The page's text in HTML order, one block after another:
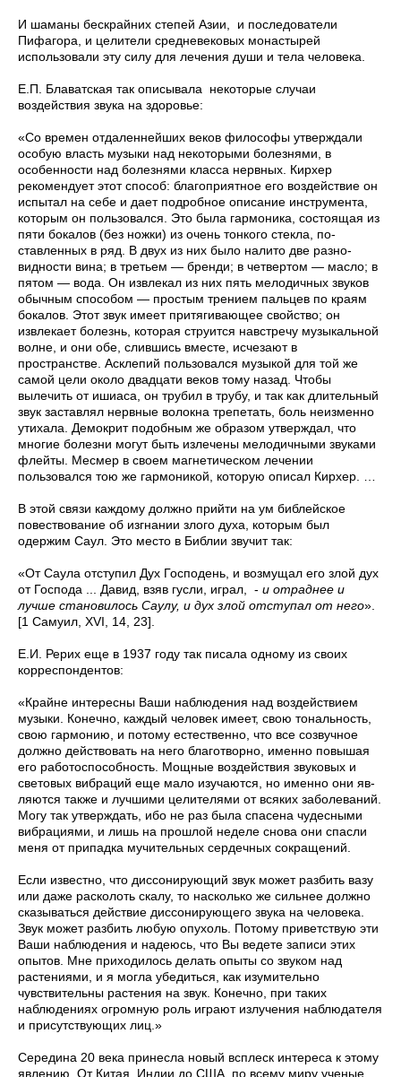
И шаманы бескрайних степей Азии, и последователи
Пифагора, и целители средневековых монастырей
использовали эту силу для лечения души и тела человека.
Е.П. Блаватская так описывала некоторые случаи
воздействия звука на здоровье:
«Со времен отдаленнейших веков философы утверждали
особую власть музыки над некоторыми болезнями, в
особенности над болезнями класса нервных. Кирхер
peкомендует этот способ: благоприятное его воздействие он
испытал на себе и дает подробное описание инструмента,
которым он пользовался. Это была гармоника, состоящая из
пяти бокалов (без ножки) из очень тонкого стекла, по­
ставленных в ряд. В двух из них было налито две разно­
видности вина; в третьем — бренди; в четвертом — мас­ло; в
пятом — вода. Он извлекал из них пять мелодичных звуков
обычным способом — простым трением пальцев по краям
бокалов. Этот звук имеет притягивающее свой­ство; он
извлекает болезнь, которая струится навстречу музыкальной
волне, и они обе, слившись вместе, исчезают в
пространстве. Асклепий пользовался музыкой для той же
самой цели около двадцати веков тому назад. Чтобы
вылечить от ишиаса, он трубил в трубу, и так как дли­тельный
звук заставлял нервные волокна трепетать, боль неизменно
утихала. Демокрит подобным же образом ут­верждал, что
многие болезни могут быть излечены мелодичными звуками
флейты. Месмер в своем магнетическом лечении
пользовался тою же гармоникой, которую описал Кирхер. …
В этой связи каждому должно прийти на ум библейское
повествование об изгнании злого духа, которым был
одержим Саул. Это место в Библии звучит так:
«От Саула отступил Дух Господень, и возмущал его злой дух
от Господа ... Давид, взяв гусли, играл, - и отраднее и
лучше становилось Саулу, и дух злой отступал от него».
[1 Самуил, XVI, 14, 23].
Е.И. Рерих еще в 1937 году так писала одному из своих
корреспондентов:
«Крайне интересны Ваши наблюдения над воздействием
музыки. Ко­нечно, каждый человек имеет, свою тональность,
свою гармонию, и по­тому естественно, что все созвучное
должно действовать на него благо­творно, именно повышая
его работоспособность. Мощные воздействия звуковых и
световых вибраций еще мало изучаются, но именно они яв­
ляются также и лучшими целителями от всяких заболеваний.
Могу так утверждать, ибо не раз была спасена чудесными
вибрациями, и лишь на прошлой неделе снова они спасли
меня от припадка мучительных сердечных сокращений.
Если известно, что диссонирующий звук может разбить вазу
или даже расколоть скалу, то насколько же сильнее должно
сказываться действие диссонирующего звука на человека.
Звук может разбить любую опухоль. Потому приветствую эти
Ваши наблюдения и надеюсь, что Вы ведете записи этих
опытов. Мне приходилось делать опыты со звуком над
растениями, и я могла убедиться, как изумительно
чувствительны растения на звук. Конечно, при таких
наблюдениях огромную роль играют излучения наблюдателя
и присутствующих лиц.»
Середина 20 века принесла новый всплеск интереса к этому
явлению. От Китая, Индии до США, по всему миру ученые,